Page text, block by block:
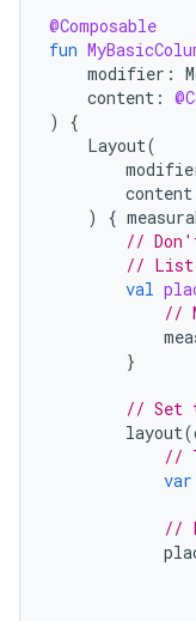
@Composable
fun
modifier :
content :
)
{
Layout(
content
)
{
//
// List
val
//
}
// Set
layout(
//
var
//